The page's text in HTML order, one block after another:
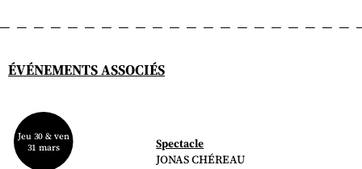
ÉVÉNEMENTS ASSOCIÉS
Spectacle
Jeu 30 & ven
31 mars
JONAS CHÉREAU